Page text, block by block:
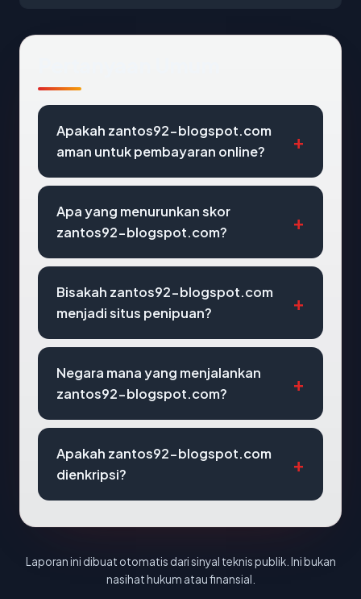
Apakah zantos92-blogspot.com
aman untuk pembayaran online?
Apa yang menurunkan skor
zantos92-blogspot.com?
Bisakah zantos92-blogspot.com
menjadi situs penipuan?
Negara mana yang menjalankan
zantos92-blogspot.com?
Apakah zantos92-blogspot.com
dienkripsi?
Laporan ini dibuat otomatis dari sinyal teknis publik. Ini bukan
nasihat hukum atau finansial.